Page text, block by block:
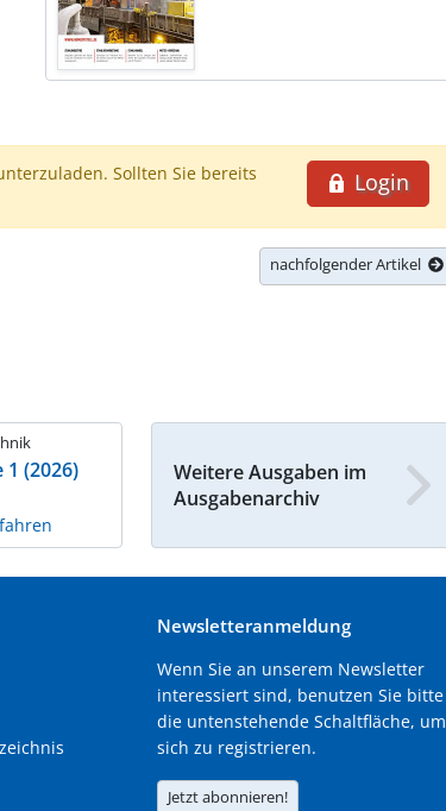
Login
Sollten Sie bereits
nachfolgender Artikel
1 (2026)
Weitere Ausgaben im
Ausgabenarchiv
Newsletteranmeldung
Wenn Sie an unserem Newsletter
interessiert sind, benutzen Sie bitte
die untenstehende Schaltfläche, um
sich zu registrieren.
Jetzt abonnieren!